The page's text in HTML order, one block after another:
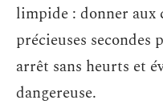
limpide : donner aux
précieuses
arrêt sans heurts et
dangereuse.